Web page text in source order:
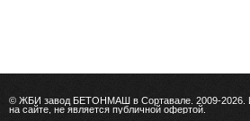
© ЖБИ завод БЕТОНМАШ в Сортавале. 2009-2026.
на сайте, не является публичной офертой.